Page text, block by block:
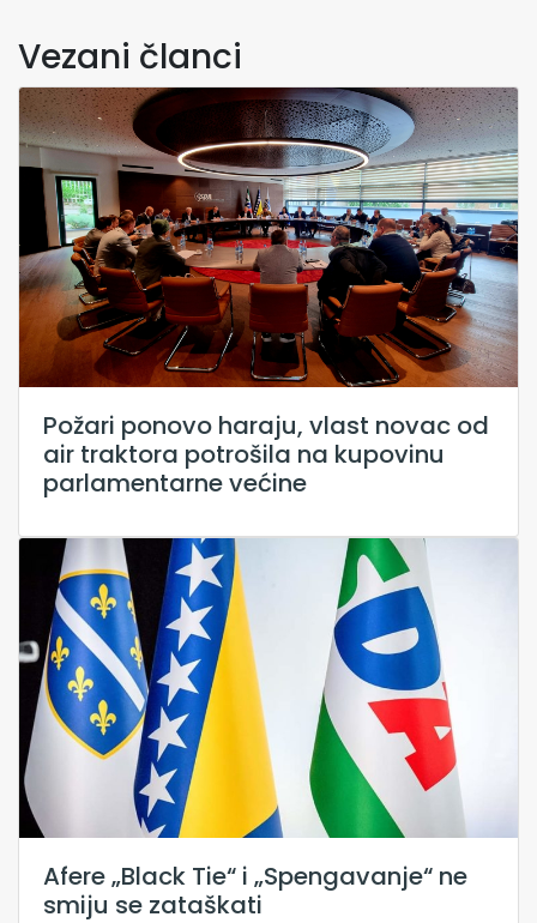
Vezani članci
Požari ponovo haraju, vlast novac od
air traktora potrošila na kupovinu
parlamentarne većine
Afere „Black Tie“ i „Spengavanje“ ne
smiju se zataškati